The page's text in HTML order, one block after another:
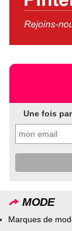
Une fois
MODE
Marques de